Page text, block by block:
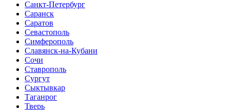
Санкт-Петербург
Саранск
Саратов
Севастополь
Симферополь
Славянск-на-Кубани
Сочи
Ставрополь
Сургут
Сыктывкар
Таганрог
Тверь